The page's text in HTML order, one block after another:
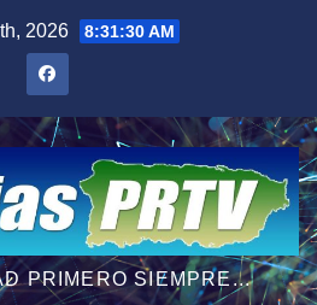
2026 8:31:31 AM
PRIMERO SIEMPRE...